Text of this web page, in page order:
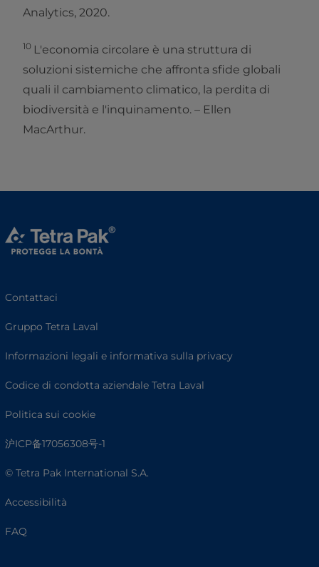
Analytics, 2020.
10 L'economia circolare è una struttura di
soluzioni sistemiche che affronta sfide globali
quali il cambiamento climatico, la perdita di
biodiversità e l'inquinamento. – Ellen
MacArthur.
Contattaci
Gruppo Tetra Laval
Informazioni legali e informativa sulla privacy
Codice di condotta aziendale Tetra Laval
Politica sui cookie
沪ICP备17056308号-1
© Tetra Pak International S.A.
Accessibilità
FAQ